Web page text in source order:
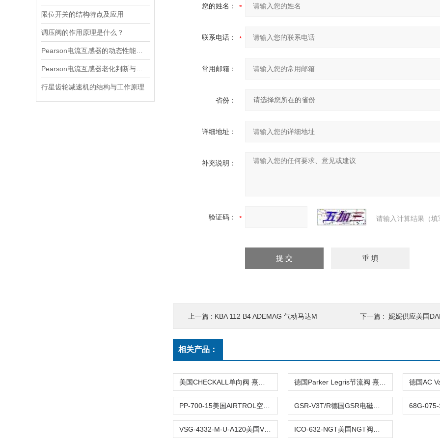
限位开关的结构特点及应用
调压阀的作用原理是什么？
行星齿轮减速机的结构与工作原理
您的姓名：
联系电话：
常用邮箱：
省份：
详细地址：
补充说明：
验证码： 请输入计算结果（
上一篇 : KBA 112 B4 ADEMAG 气动马达M 下一篇 : 妮妮供应美国
相关产品：